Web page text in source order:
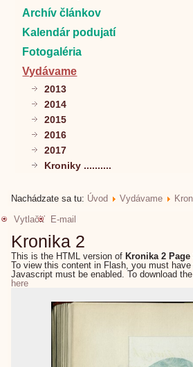
Archív článkov
Kalendár podujatí
Fotogaléria
Vydávame
2013
2014
2015
2016
2017
Kroniky ..........
Nachádzate sa tu: Úvod Vydávame
Vytlačiť
E-mail
Kronika 2
This is the HTML version of Kronika 2 Page
To view this content in Flash, you must
Javascript must be enabled. To download
here